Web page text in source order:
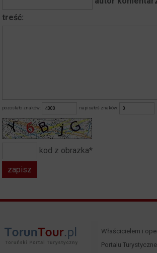
treść:
pozostało znaków: napisałeś znaków:
kod z obrazka*
Właścicielem i
Portalu